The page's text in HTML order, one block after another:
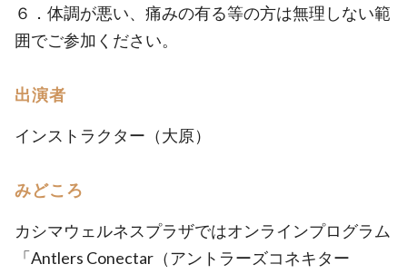
６．体調が悪い、痛みの有る等の方は無理しない範
囲でご参加ください。
出演者
インストラクター（大原）
みどころ
カシマウェルネスプラザではオンラインプログラム
「Antlers Conectar（アントラーズコネキター